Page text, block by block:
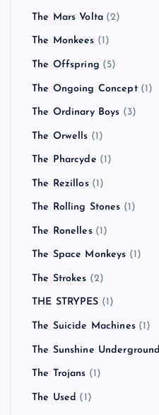
The Mars Volta (2)
The Monkees (1)
The Offspring (5)
The Ongoing Concept(1)
The Ordinary Boys (3)
The Orwells (1)
The Pharcyde (1)
The Rezillos(1)
The Rolling Stones (1)
The Ronelles(1)
The Space Monkeys (1)
The Strokes (2)
THE STRYPES (1)
The Suicide Machines(1)
The Sunshine Underground
The Trojans (1)
The Used (1)